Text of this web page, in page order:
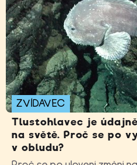
ZVÍDAVEC
Tlustohlavec je
na světě. Proč se po
v obludu?